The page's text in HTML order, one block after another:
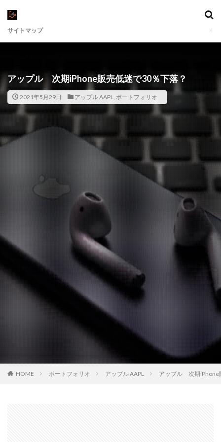
サイトマップ
アップル 次期iPhone販売低迷で30％下落？
2021年5月29日 アップル AAPL, ポートフォリオ
HOME ポートフォリオ アップル AAPL アップル 次期iPhone